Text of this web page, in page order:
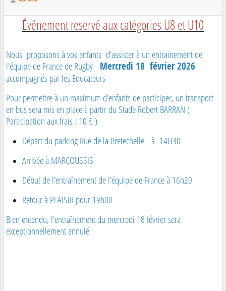
Événement reservé aux catégories U8 et U10
Nous proposons à vos enfants d'assister à un entrainement de
l'équipe de France de Rugby Mercredi 18 février 2026
accompagnés par les Educateurs
Pour permettre à un maximum d'enfants de participer, un transport
en bus sera mis en place à partir du Stade Robert BARRAN (
Participation aux frais : 10 € )
Départ du parking Rue de la Bretechelle à 14H30
Arrivée à MARCOUSSIS
Début de l'entraînement de l'équipe de France à 16h20
Retour à PLAISIR pour 19h00
Bien entendu, l'entraînement du mercredi 18 février sera
exceptionnellement annulé